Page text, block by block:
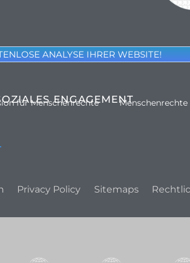
ANALYSE IHRER WEBSITE!
ENGAGEMENT
für Menschenrechte Menschenrechte
Privacy Policy Sitemaps